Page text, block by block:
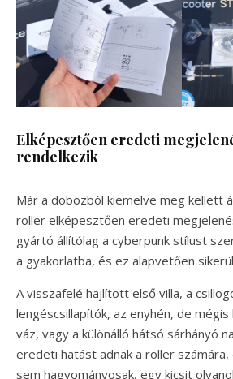
Elképesztően eredeti
rendelkezik
Már a dobozból kiemelve meg kellett
roller elképesztően eredeti
gyártó állítólag a cyberpunk stílust
a gyakorlatba, és ez alapvetően
A visszafelé hajlított első villa, a
lengéscsillapítók, az enyhén, de
váz, vagy a különálló hátsó sárhányó
eredeti hatást adnak a roller számára,
sem hagyományosak, egy kicsit